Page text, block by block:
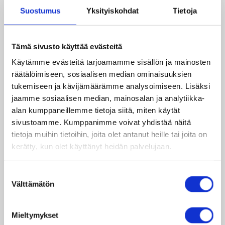
Suostumus Yksityiskohdat Tietoja
Tämä sivusto käyttää evästeitä
Käytämme evästeitä tarjoamamme sisällön ja mainosten
räätälöimiseen, sosiaalisen median ominaisuuksien
tukemiseen ja kävijämäärämme analysoimiseen. Lisäksi
jaamme sosiaalisen median, mainosalan ja analytiikka-
alan kumppaneillemme tietoja siitä, miten käytät
sivustoamme. Kumppanimme voivat yhdistää näitä
tietoja muihin tietoihin, joita olet antanut heille tai joita on
kerätty, kun olet käyttänyt heidän palvelujaan.
valinta
Välttämätön
Mieltymykset
påverka delta i ungdomsgruppsmöten.
250 €
Elevkårsaktiva vid en nepalesisk skola kan driva
kampanj för att främja funktionsvarierades
rättigheter i närliggande byar.
Videomeddelanden från unga
påverkare
Se alla videor
Material för lektioner
Färdiga lektionsövningar och ungdomarnas